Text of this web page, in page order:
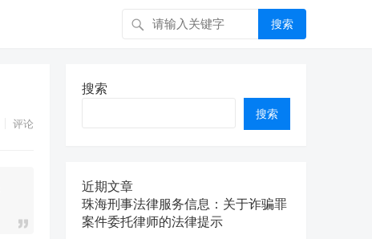
搜索
评论
搜索
搜索
近期文章
珠海刑事法律服务信息：关于诈骗罪
案件委托律师的法律提示